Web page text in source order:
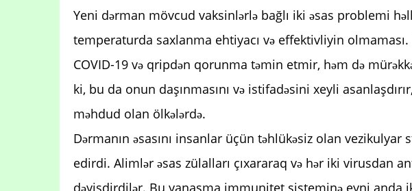
Yeni dərman mövcud vaksinlərlə bağlı iki əsas problemi
temperaturda saxlanma ehtiyacı və effektivliyin
COVID-19 və qripdən qorunma təmin etmir, həm də
ki, bu da onun daşınmasını və istifadəsini xeyli
məhdud olan ölkələrdə.
Dərmanın əsasını insanlar üçün təhlükəsiz olan vezikulyar
edirdi. Alimlər əsas zülalları çıxararaq və hər iki virusdan